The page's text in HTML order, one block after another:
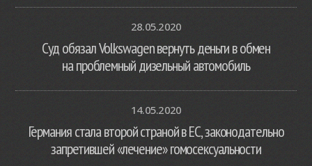
28.05.2020
Суд обязал Volkswagen вернуть деньги в обмен
на проблемный дизельный автомобиль
14.05.2020
Германия стала второй страной в ЕС, законодательно
запретившей «лечение» гомосексуальности